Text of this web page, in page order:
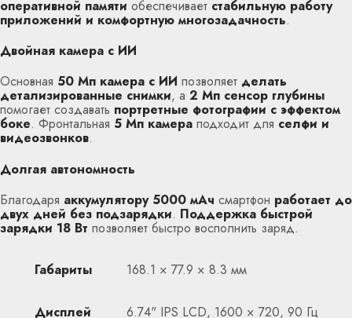
оперативной памяти обеспечивает стабильную работу
приложений и комфортную многозадачность.
Двойная камера с ИИ
Основная 50 Мп камера с ИИ позволяет делать
детализированные снимки, а 2 Мп сенсор глубины
помогает создавать портретные фотографии с эффектом
боке. Фронтальная 5 Мп камера подходит для селфи и
видеозвонков.
Долгая автономность
Благодаря аккумулятору 5000 мАч смартфон работает до
двух дней без подзарядки. Поддержка быстрой
зарядки 18 Вт позволяет быстро восполнить заряд.
Габариты 168.1 × 77.9 × 8.3 мм
Дисплей 6.74" IPS LCD, 1600 × 720, 90 Гц